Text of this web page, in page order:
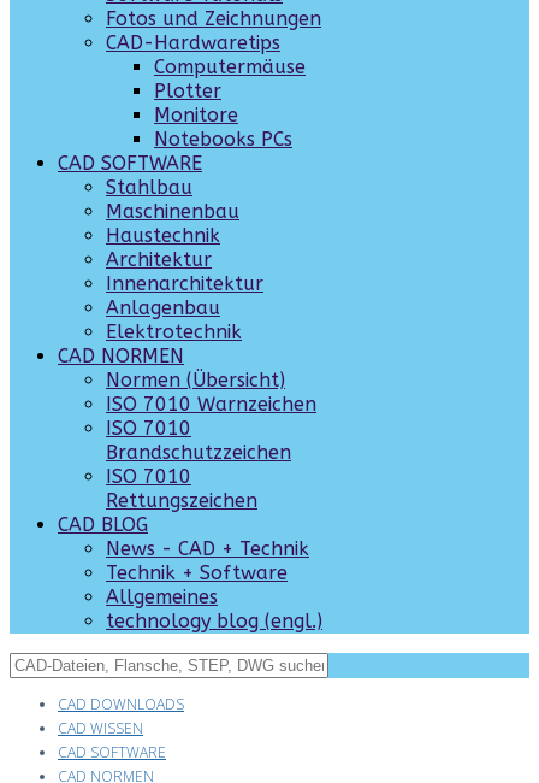
Fotos und Zeichnungen
CAD-Hardwaretips
Computermäuse
Plotter
Monitore
Notebooks PCs
CAD SOFTWARE
Stahlbau
Maschinenbau
Haustechnik
Architektur
Innenarchitektur
Anlagenbau
Elektrotechnik
CAD NORMEN
Normen (Übersicht)
ISO 7010 Warnzeichen
ISO 7010
Brandschutzzeichen
ISO 7010
Rettungszeichen
CAD BLOG
News - CAD + Technik
Technik + Software
Allgemeines
technology blog (engl.)
CAD DOWNLOADS
CAD WISSEN
CAD SOFTWARE
CAD NORMEN